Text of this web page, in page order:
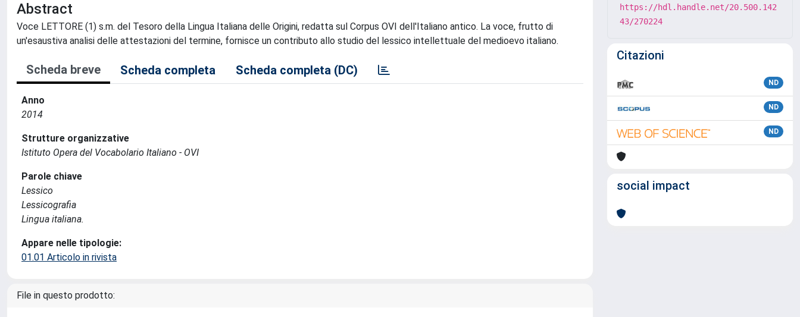
Abstract
Voce LETTORE (1) s.m. del Tesoro della Lingua Italiana delle Origini, redatta sul Corpus OVI dell'Italiano antico. La voce, frutto di
un'esaustiva analisi delle attestazioni del termine, fornisce un contributo allo studio del lessico intellettuale del medioevo italiano.
Scheda breve Scheda completa Scheda completa (DC)
Anno
2014
Strutture organizzative
Istituto Opera del Vocabolario Italiano - OVI
Parole chiave
Lessico
Lessicografia
Lingua italiana.
Appare nelle tipologie:
01.01 Articolo in rivista
File in questo prodotto:
https://hdl.handle.net/20.500.142
43/270224
Citazioni
ND
ND
ND
social impact